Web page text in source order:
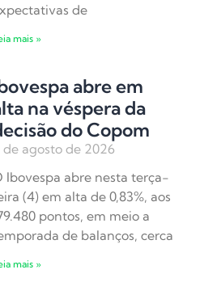
de
mais »
abre em
na véspera da
do Copom
de agosto de 2026
Ibovespa abre nesta terça-
(4) em alta de 0,83%, aos
pontos, em meio a
de balanços, cerca
mais »